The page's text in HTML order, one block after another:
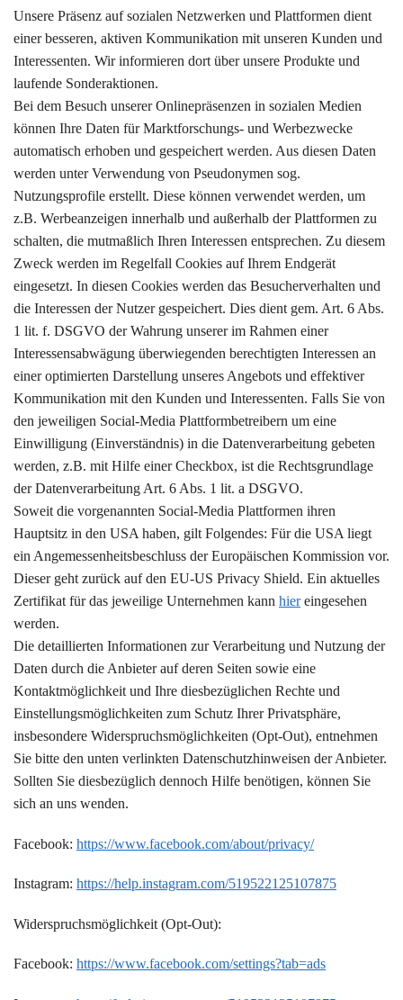
Unsere Präsenz auf sozialen Netzwerken und Plattformen dient
einer besseren, aktiven Kommunikation mit unseren Kunden und
Interessenten. Wir informieren dort über unsere Produkte und
laufende Sonderaktionen.
Bei dem Besuch unserer Onlinepräsenzen in sozialen Medien
können Ihre Daten für Marktforschungs- und Werbezwecke
automatisch erhoben und gespeichert werden. Aus diesen Daten
werden unter Verwendung von Pseudonymen sog.
Nutzungsprofile erstellt. Diese können verwendet werden, um
z.B. Werbeanzeigen innerhalb und außerhalb der Plattformen zu
schalten, die mutmaßlich Ihren Interessen entsprechen. Zu diesem
Zweck werden im Regelfall Cookies auf Ihrem Endgerät
eingesetzt. In diesen Cookies werden das Besucherverhalten und
die Interessen der Nutzer gespeichert. Dies dient gem. Art. 6 Abs.
1 lit. f. DSGVO der Wahrung unserer im Rahmen einer
Interessensabwägung überwiegenden berechtigten Interessen an
einer optimierten Darstellung unseres Angebots und effektiver
Kommunikation mit den Kunden und Interessenten. Falls Sie von
den jeweiligen Social-Media Plattformbetreibern um eine
Einwilligung (Einverständnis) in die Datenverarbeitung gebeten
werden, z.B. mit Hilfe einer Checkbox, ist die Rechtsgrundlage
der Datenverarbeitung Art. 6 Abs. 1 lit. a DSGVO.
Soweit die vorgenannten Social-Media Plattformen ihren
Hauptsitz in den USA haben, gilt Folgendes: Für die USA liegt
ein Angemessenheitsbeschluss der Europäischen Kommission vor.
Dieser geht zurück auf den EU-US Privacy Shield. Ein aktuelles
Zertifikat für das jeweilige Unternehmen kann hiereingesehen
werden.
Die detaillierten Informationen zur Verarbeitung und Nutzung der
Daten durch die Anbieter auf deren Seiten sowie eine
Kontaktmöglichkeit und Ihre diesbezüglichen Rechte und
Einstellungsmöglichkeiten zum Schutz Ihrer Privatsphäre,
insbesondere Widerspruchsmöglichkeiten (Opt-Out), entnehmen
Sie bitte den unten verlinkten Datenschutzhinweisen der Anbieter.
Sollten Sie diesbezüglich dennoch Hilfe benötigen, können Sie
sich an uns wenden.
Facebook: https://www.facebook.com/about/privacy/
Instagram: https://help.instagram.com/519522125107875
Widerspruchsmöglichkeit (Opt-Out):
Facebook: https://www.facebook.com/settings?tab=ads